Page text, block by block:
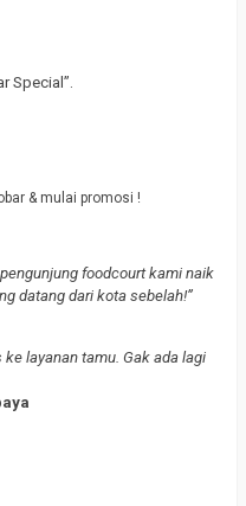
Special”.
& mulai promosi !
foodcourt kami naik
datang dari kota sebelah!”
layanan tamu. Gak ada lagi